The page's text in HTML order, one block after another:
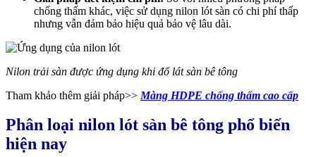
chống thấm khác, việc sử dụng nilon lót sàn có chi phí thấp
nhưng vẫn đảm bảo hiệu quả bảo vệ lâu dài.
Nilon trải sàn được ứng dụng khi đổ lát sàn bê tông
Tham khảo thêm giải pháp>> Màng HDPE chống thấm cao cấp
Phân loại nilon lót sàn bê tông phổ biến
hiện nay